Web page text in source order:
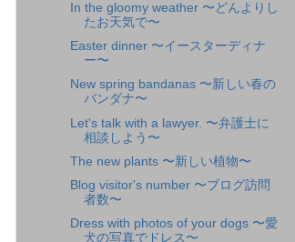
In the gloomy weather 〜どんよりし
たお天気で〜
Easter dinner 〜イースターディナ
ー〜
New spring bandanas 〜新しい春の
バンダナ〜
Let's talk with a lawyer. 〜弁護士に
相談しよう〜
The new plants 〜新しい植物〜
Blog visitor's number 〜ブログ訪問
者数〜
Dress with photos of your dogs 〜愛
犬の写真でドレス〜